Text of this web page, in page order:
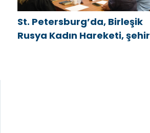
St. Petersburg’da, Birleşik
Rusya Kadın Hareketi, şehir